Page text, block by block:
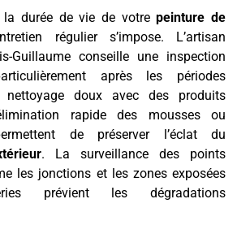
la durée de vie de votrepeinture de
régulier s’impose. L’artisan
Guillaume conseille une inspection
après les périodes
nettoyage doux avec des produits
rapide des mousses ou
de préserver l’éclat du
. La surveillance des points
les jonctions et les zones exposées
prévient les dégradations